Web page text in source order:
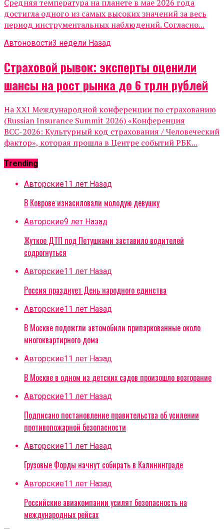
Средняя температура на планете в мае 2026 года
достигла одного из самых высоких значений за весь
период инструментальных наблюдений. Согласно...
Автоновости3 недели Назад
Страховой рывок: эксперты оценили
шансы на рост рынка до 6 трлн рублей
На XXI Международной конференции по страхованию
(Russian Insurance Summit 2026) «Конференция
ВСС-2026: Культурный код страхования / Человеческий
фактор», которая прошла в Центре событий РБК...
Trending
Авторские11 лет Назад
В Коврове изнасиловали молодую девушку
Авторские9 лет Назад
Жуткое ДТП под Петушками заставило водителей
содрогнуться
Авторские11 лет Назад
Россия празднует День народного единства
Авторские11 лет Назад
В Москве подожгли автомобили припаркованные около
многоквартирного дома
Авторские11 лет Назад
В Москве в одном из детских садов произошло возгорание
Авторские11 лет Назад
Подписано постановление правительства об усилении
противопожарной безопасности
Авторские11 лет Назад
Грузовые Форды начнут собирать в Калининграде
Авторские11 лет Назад
Российские авиакомпании усилят безопасность на
международных рейсах